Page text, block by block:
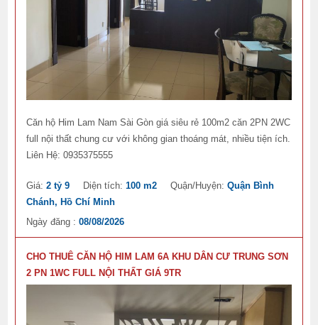
Căn hộ Him Lam Nam Sài Gòn giá siêu rẻ 100m2 căn 2PN 2WC
full nội thất chung cư với không gian thoáng mát, nhiều tiện ích.
Liên Hệ: 0935375555
Giá:2 tỷ 9 Diện tích:100 m2 Quận/Huyện:Quận Bình
Chánh, Hồ Chí Minh
Ngày đăng :08/08/2026
CHO THUÊ CĂN HỘ HIM LAM 6A KHU DÂN CƯ TRUNG SƠN
2 PN 1WC FULL NỘI THẤT GIÁ 9TR